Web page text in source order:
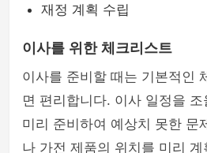
재정 계획 수립
이사를 위한 체크리스트
이사를 준비할 때는 기본적인
면 편리합니다. 이사 일정을
미리 준비하여 예상치 못한 문
나 가전 제품의 위치를 미리